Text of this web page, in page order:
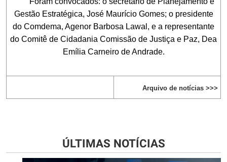
Gestão Estratégica, José Maurício Gomes; o presidente
do Comdema, Agenor Barbosa Lawal, e a representante
do Comitê de Cidadania Comissão de Justiça e Paz, Dea
Emília Carneiro de Andrade.
Arquivo de notícias >>>
ÚLTIMAS NOTÍCIAS